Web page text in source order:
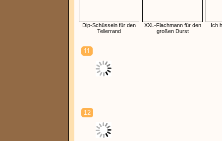
Dip-Schüsseln für den
Tellerrand
XXL-Flachmann für den
großen Durst
Ich
11
12